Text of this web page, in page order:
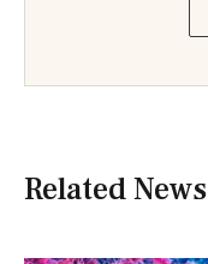
Related News